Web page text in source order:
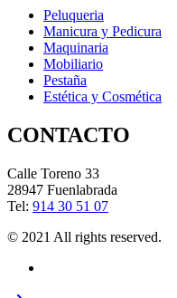
Peluqueria
Manicura y Pedicura
Maquinaria
Mobiliario
Pestaña
Estética y Cosmética
CONTACTO
Calle Toreno 33
28947 Fuenlabrada
Tel: 914 30 51 07
© 2021 All rights reserved.